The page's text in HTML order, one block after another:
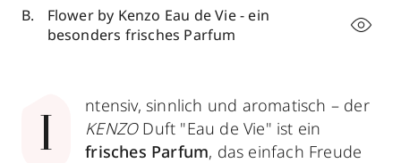
Flower by Kenzo Eau de Vie - ein
besonders frisches Parfum
I
ntensiv, sinnlich und aromatisch – der
KENZO Duft "Eau de Vie" ist ein
frisches Parfum, das einfach Freude